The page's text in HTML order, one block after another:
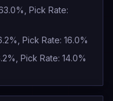
Pick Rate:
Pick Rate: 16.0%
Pick Rate: 14.0%